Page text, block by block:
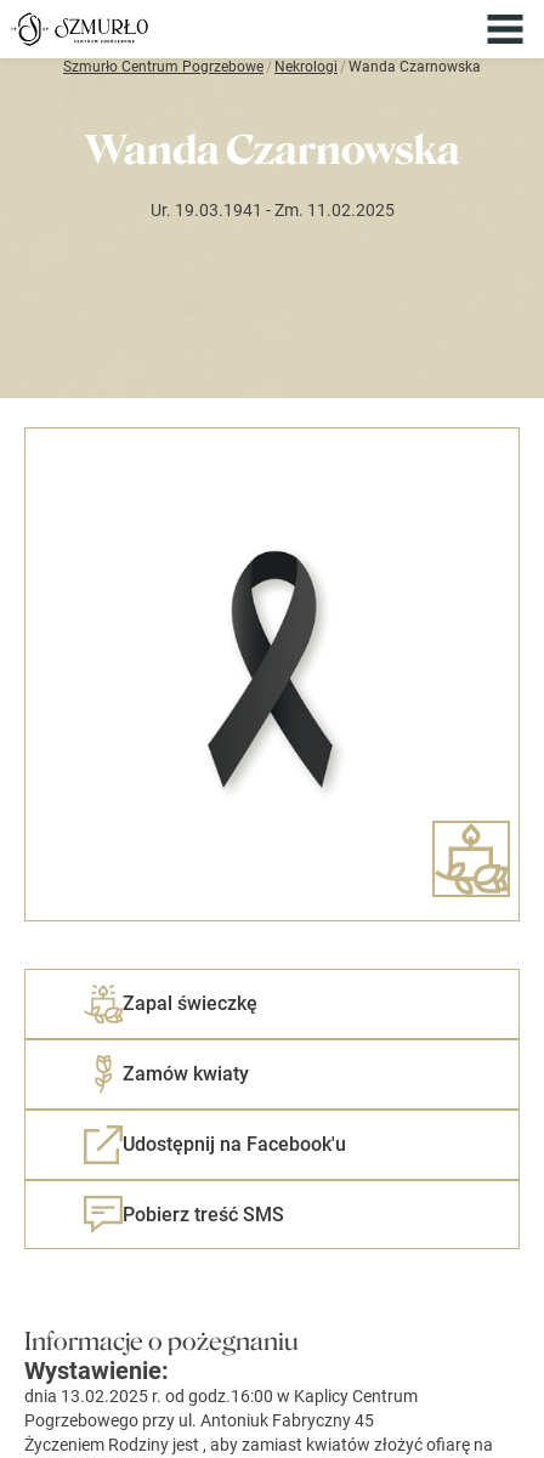
Szmurło Centrum Pogrzebowe / Nekrologi / Wanda Czarnowska
Wanda Czarnowska
Ur. 19.03.1941 - Zm. 11.02.2025
Zapal świeczkę
Zamów kwiaty
Udostępnij na Facebook'u
Pobierz treść SMS
Informacje o pożegnaniu
Wystawienie:
dnia 13.02.2025 r. od godz.16:00 w Kaplicy Centrum
Pogrzebowego przy ul. Antoniuk Fabryczny 45
Życzeniem Rodziny jest , aby zamiast kwiatów złożyć ofiarę na